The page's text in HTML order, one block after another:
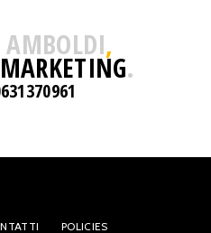
AMBOLDI,
.
POLICIES